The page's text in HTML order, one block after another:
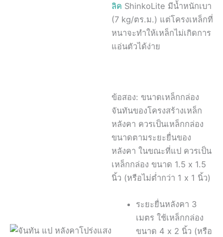
ลิค ShinkoLite มีน้ำหนักเบา
(7 kg/ตร.ม.) แต่โครงเหล็กที่
หนาจะทำให้เหล็กไม่เกิดการ
แอ่นตัวได้ง่าย
ข้อสอง: ขนาดเหล็กกล่อง
จันทันของโครงสร้างเหล็ก
หลังคา ควรเป็นเหล็กกล่อง
ขนาดตามระยะยื่นของ
หลังคา ในขณะที่แป ควรเป็น
เหล็กกล่อง ขนาด 1.5 x 1.5
นิ้ว (หรือไม่ต่ำกว่า 1 x 1 นิ้ว)
ระยะยื่นหลังคา 3
เมตร ใช้เหล็กกล่อง
ขนาด 4 x 2 นิ้ว (หรือ